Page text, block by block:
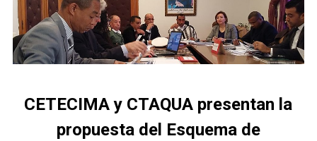
CETECIMA y CTAQUA presentan la
propuesta del Esquema de